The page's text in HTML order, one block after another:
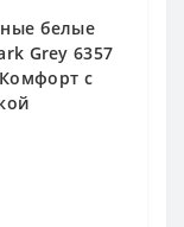
белые
Grey 6357
с